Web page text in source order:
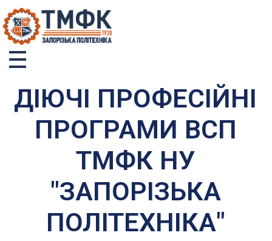
ТМФК
Токмацький механічний фаховий коледж
ДІЮЧІ ПРОФЕСІЙНІ
ПРОГРАМИ ВСП
ТМФК НУ
"ЗАПОРІЗЬКА
ПОЛІТЕХНІКА"